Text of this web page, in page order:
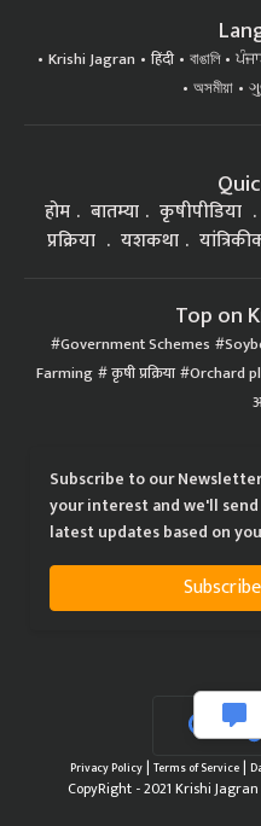
Krishi Jagran हिंदी বাঙালি
অসমীয়া
होम बातम्या कृषीपीडिया
प्रक्रिया
यशकथा
Top on
Government Schemes
Farming कृषी प्रक्रिया Orchard
Subscribe to our
your interest and we'll
latest updates based on
Privacy Policy| Terms of Service|
CopyRight - 2021 Krishi